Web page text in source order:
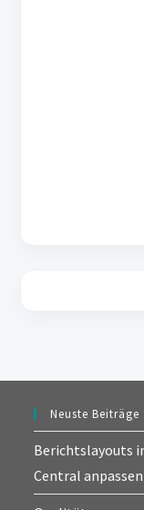
Neuste Beiträge
Berichtslayouts
Central anpassen